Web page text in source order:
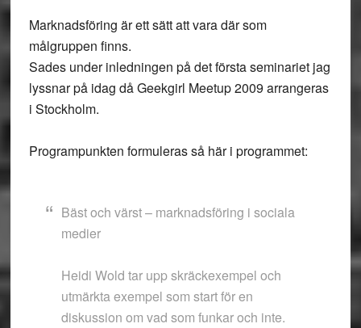
Marknadsföring är ett sätt att vara där som
målgruppen finns.
Sades under inledningen på det första seminariet jag
lyssnar på idag då Geekgirl Meetup 2009 arrangeras
i Stockholm.
Programpunkten formuleras så här i programmet:
Bäst och värst – marknadsföring i sociala
medier
Heidi Wold tar upp skräckexempel och
utmärkta exempel som start för en
diskussion om vad som funkar och inte.